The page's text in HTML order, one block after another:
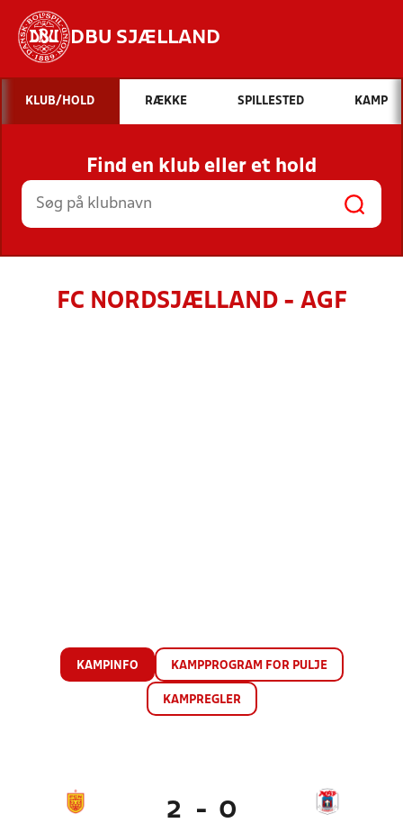
DBU SJÆLLAND
Hvad vil du søge efter?
INDHOLD OG NYHEDER
STILLINGER, RESULTATER, KLUBBER OG
HOLD
KLUB/HOLD RÆKKE SPILLESTED KAMP
Find en klub eller et hold
FC NORDSJÆLLAND - AGF
KAMPINFO KAMPPROGRAM FOR PULJE
KAMPREGLER
2 - 0